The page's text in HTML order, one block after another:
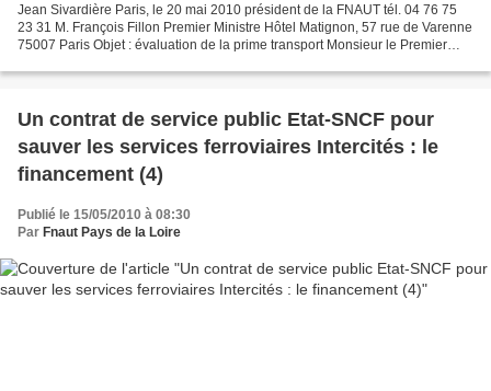
Jean Sivardière Paris, le 20 mai 2010 président de la FNAUT tél. 04 76 75
23 31 M. François Fillon Premier Ministre Hôtel Matignon, 57 rue de Varenne
75007 Paris Objet : évaluation de la prime transport Monsieur le Premier
Un contrat de service public Etat-SNCF pour
sauver les services ferroviaires Intercités : le
financement (4)
Publié le 15/05/2010 à 08:30
Par Fnaut Pays de la Loire